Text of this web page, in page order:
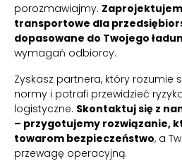
porozmawiajmy.
transportowe dla
dopasowane do Twojego
wymagań odbiorcy.
Zyskasz partnera, który rozumie
normy i potrafi przewidzieć
logistyczne. Skontaktuj się z
– przygotujemy rozwiązanie,
towarom bezpieczeństwo, a
przewagę operacyjną.